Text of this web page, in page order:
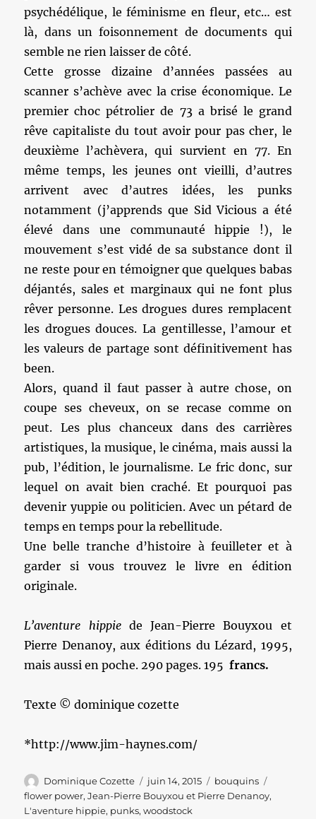
psychédélique, le féminisme en fleur, etc… est
là, dans un foisonnement de documents qui
semble ne rien laisser de côté.
Cette grosse dizaine d’années passées au
scanner s’achève avec la crise économique. Le
premier choc pétrolier de 73 a brisé le grand
rêve capitaliste du tout avoir pour pas cher, le
deuxième l’achèvera, qui survient en 77. En
même temps, les jeunes ont vieilli, d’autres
arrivent avec d’autres idées, les punks
notamment (j’apprends que Sid Vicious a été
élevé dans une communauté hippie !), le
mouvement s’est vidé de sa substance dont il
ne reste pour en témoigner que quelques babas
déjantés, sales et marginaux qui ne font plus
rêver personne. Les drogues dures remplacent
les drogues douces. La gentillesse, l’amour et
les valeurs de partage sont définitivement has
been.
Alors, quand il faut passer à autre chose, on
coupe ses cheveux, on se recase comme on
peut. Les plus chanceux dans des carrières
artistiques, la musique, le cinéma, mais aussi la
pub, l’édition, le journalisme. Le fric donc, sur
lequel on avait bien craché. Et pourquoi pas
devenir yuppie ou politicien. Avec un pétard de
temps en temps pour la rebellitude.
Une belle tranche d’histoire à feuilleter et à
garder si vous trouvez le livre en édition
originale.
L’aventure hippiede Jean-Pierre Bouyxou et
Pierre Denanoy, aux éditions du Lézard, 1995,
mais aussi en poche. 290 pages. 195francs.
Texte © dominique cozette
*http://www.jim-haynes.com/
Auteur
Dominique Cozette
Publié
le
juin 14, 2015 Catégories
bouquins
flower power,Jean-Pierre Bouyxou et Pierre Denanoy,
L'aventure hippie, punks,woodstock